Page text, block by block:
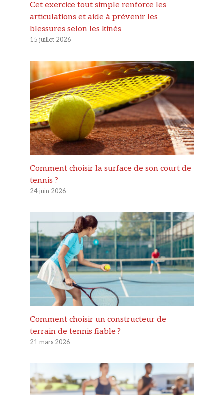
Cet exercice tout simple renforce les
articulations et aide à prévenir les
blessures selon les kinés
15 juillet 2026
Comment choisir la surface de son court de
tennis ?
24 juin 2026
Comment choisir un constructeur de
terrain de tennis fiable ?
21 mars 2026